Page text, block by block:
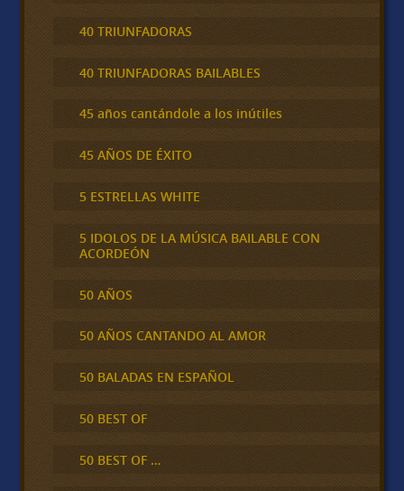
40 TRIUNFADORAS
40 TRIUNFADORAS BAILABLES
45 años cantándole a los inútiles
45 AÑOS DE ÉXITO
5 ESTRELLAS WHITE
5 IDOLOS DE LA MÚSICA BAILABLE CON
ACORDEÓN
50 AÑOS
50 AÑOS CANTANDO AL AMOR
50 BALADAS EN ESPAÑOL
50 BEST OF
50 BEST OF …